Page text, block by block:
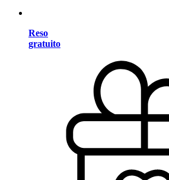
Reso
gratuito